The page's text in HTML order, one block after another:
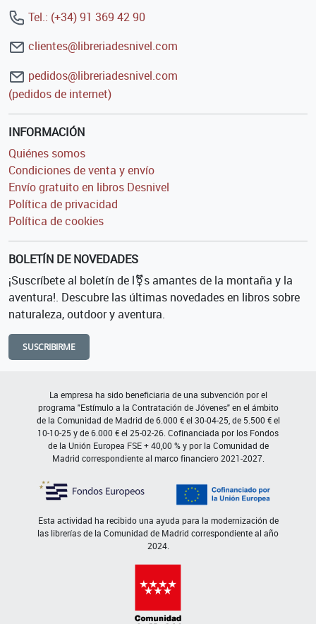
Tel.: (+34) 91 369 42 90
clientes@libreriadesnivel.com
pedidos@libreriadesnivel.com
(pedidos de internet)
INFORMACIÓN
Quiénes somos
Condiciones de venta y envío
Envío gratuito en libros Desnivel
Política de privacidad
Política de cookies
BOLETÍN DE NOVEDADES
¡Suscríbete al boletín de l⚧s amantes de la montaña y la
aventura!. Descubre las últimas novedades en libros sobre
naturaleza, outdoor y aventura.
SUSCRIBIRME
La empresa ha sido beneficiaria de una subvención por el
programa "Estímulo a la Contratación de Jóvenes" en el ámbito
de la Comunidad de Madrid de 6.000 € el 30-04-25, de 5.500 € el
10-10-25 y de 6.000 € el 25-02-26. Cofinanciada por los Fondos
de la Unión Europea FSE + 40,00 % y por la Comunidad de
Madrid correspondiente al marco financiero 2021-2027.
Esta actividad ha recibido una ayuda para la modernización de
las librerías de la Comunidad de Madrid correspondiente al año
2024.